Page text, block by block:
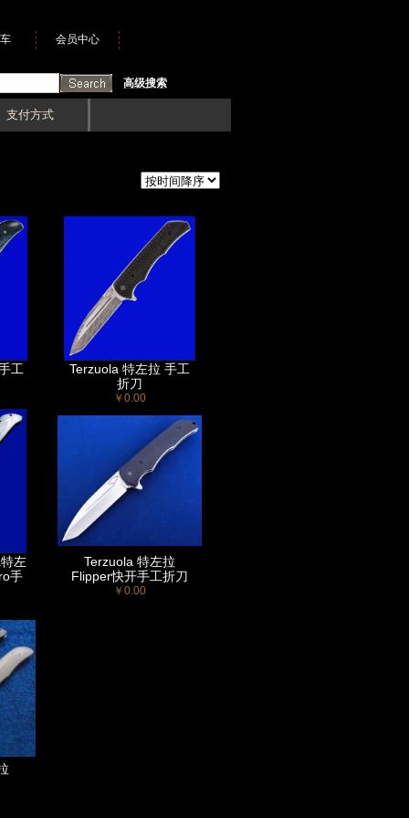
会员中心
高级搜索
支付方式
工
Terzuola 特左拉 手工
折刀
￥0.00
左
手
Terzuola 特左拉
Flipper快开手工折刀
￥0.00